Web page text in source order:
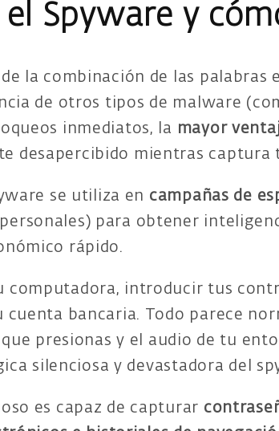
el Spyware y
la combinación de las palabras
de otros tipos de malware
inmediatos, la mayor
desapercibido mientras captura
se utiliza en campañas de
para obtener
rápido.
computadora, introducir tus
cuenta bancaria. Todo parece
presionas y el audio de tu
silenciosa y devastadora del
es capaz de capturar